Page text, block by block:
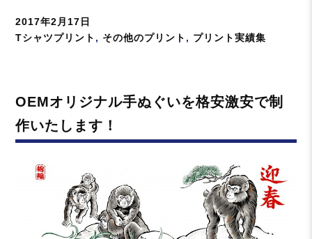
投
稿
2017年2月17日
カ
ー
Tシャツプリント , その他のプリント , プリント実績集
OEMオリジナル手ぬぐいを格安激安で制
作いたします！